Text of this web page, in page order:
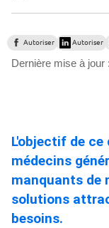
Autoriser Autoriser
Dernière mise à jour :
L'objectif de
médecins
manquants de
solutions
besoins.